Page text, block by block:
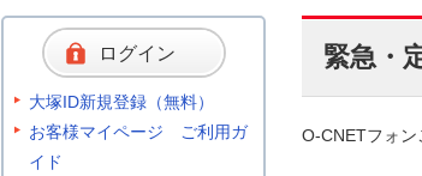
緊急・
O-CNETフォ
ログイン
大塚ID新規登録（無料）
お客様マイページ ご利用ガ
イド